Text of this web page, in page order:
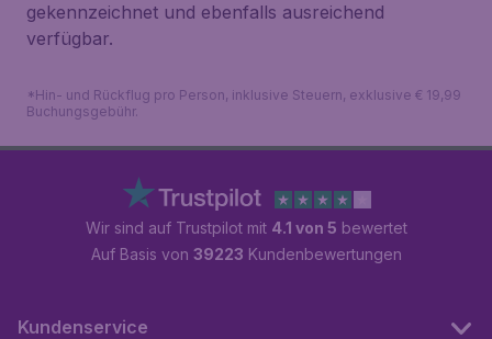
gekennzeichnet und ebenfalls ausreichend
verfügbar.
*Hin- und Rückflug pro Person, inklusive Steuern, exklusive € 19,99
Buchungsgebühr.
Wir sind auf Trustpilot mit 4.1 von 5 bewertet
Auf Basis von 39223 Kundenbewertungen
Kundenservice